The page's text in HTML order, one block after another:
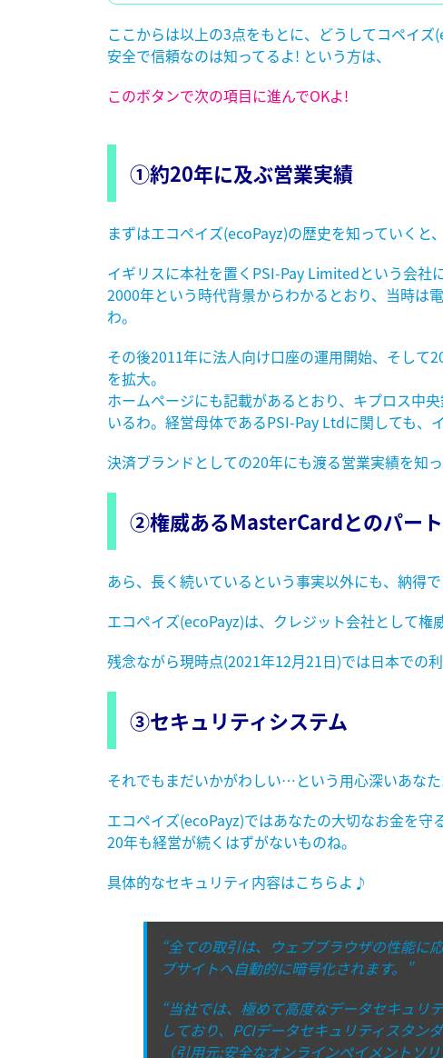
ここからは以上の3点をもとに、どうしてコペイズ(
安全で信頼なのは知ってるよ! という方は、
このボタンで次の項目に進んでOKよ!
①約20年に及ぶ営業実績
まずはエコペイズ(ecoPayz)の歴史を知っていくと
イギリスに本社を置くPSI-Pay Limitedという会社
2000年という時代背景からわかるとおり、当時は
わ。
その後2011年に法人向け口座の運用開始、そして
を拡大。
ホームページにも記載があるとおり、キプロス中
いるわ。経営母体であるPSI-Pay Ltdに関しても、
決済ブランドとしての20年にも渡る営業実績を知
②権威あるMasterCardとのパー
あら、長く続いているという事実以外にも、納得
エコペイズ(ecoPayz)は、クレジット会社として
残念ながら現時点(2021年12月21日)では日本での
③セキュリティシステム
それでもまだいかがわしい…という用心深いあな
エコペイズ(ecoPayz)ではあなたの大切なお金を
20年も経営が続くはずがないものね。
具体的なセキュリティ内容はこちらよ♪
“全ての取引は、ウェブブラウザの性能に
ブサイトへ自動的に暗号化されます。”
“当社では、極めて高度なデータセキュリ
しており、PCIデータセキュリティスタン
（引用元:安全なオンラインペイメント